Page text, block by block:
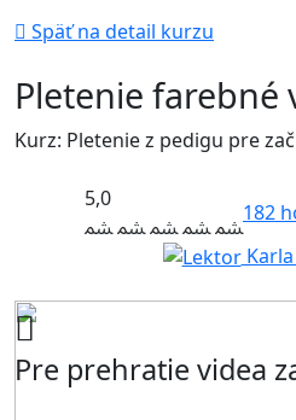
Späť na detail kurzu
Pletenie farebné
Kurz: Pletenie z pedigu pre
5,0
182
Karla
Pre prehratie videa